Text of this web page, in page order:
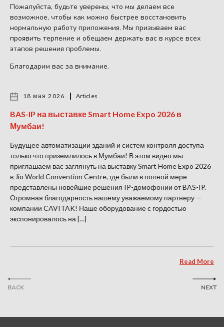
Пожалуйста, будьте уверены, что мы делаем все
возможное, чтобы как можно быстрее восстановить
нормальную работу приложения. Мы призываем вас
проявить терпение и обещаем держать вас в курсе всех
этапов решения проблемы.
Благодарим вас за внимание.
BACK
18 мая 2026 Articles
BAS-IP на выставке Smart Home Expo 2026 в
Мумбаи!
Будущее автоматизации зданий и систем контроля доступа
только что приземлилось в Мумбаи! В этом видео мы
приглашаем вас заглянуть на выставку Smart Home Expo 2026
в Jio World Convention Centre, где были в полной мере
представлены новейшие решения IP-домофонии от BAS-IP.
Огромная благодарность нашему уважаемому партнеру —
компании CAVITAK! Наше оборудование с гордостью
экспонировалось на […]
Read More
NEXT